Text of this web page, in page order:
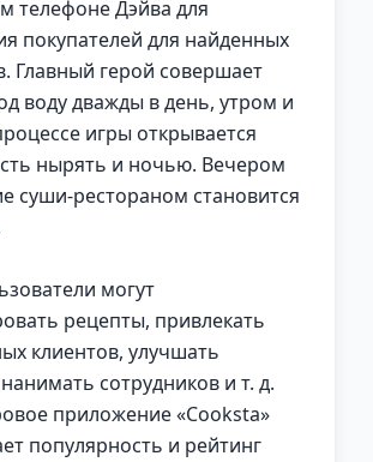
телефоне Дэйва для
покупателей для найденных
Главный герой совершает
воду дважды в день, утром и
игры открывается
нырять и ночью. Вечером
суши-рестораном становится
могут
рецепты, привлекать
клиентов, улучшать
сотрудников и т. д.
приложение «Cooksta»
популярность и рейтинг